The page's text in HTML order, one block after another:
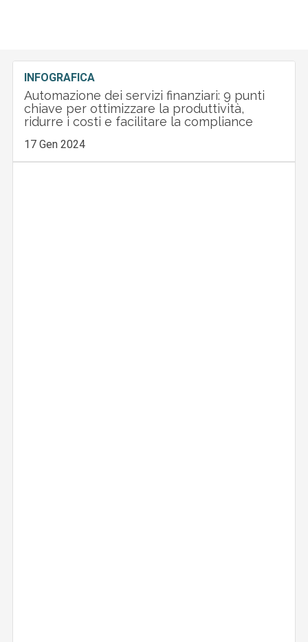
INFOGRAFICA
Automazione dei servizi finanziari: 9 punti
chiave per ottimizzare la produttività,
ridurre i costi e facilitare la compliance
17 Gen 2024